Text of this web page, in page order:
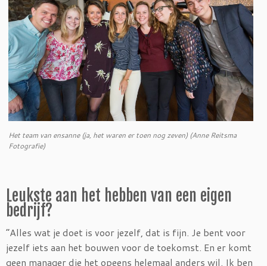
Het team van ensanne (ja, het waren er toen nog zeven) (Anne Reitsma
Fotografie)
Leukste aan het hebben van een eigen
bedrijf?
“Alles wat je doet is voor jezelf, dat is fijn. Je bent voor
jezelf iets aan het bouwen voor de toekomst. En er komt
geen manager die het opeens helemaal anders wil. Ik ben